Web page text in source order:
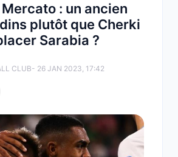
Mercato : un ancien
plutôt que Cherki
Sarabia ?
CLUB- 26 JAN 2023, 17:42